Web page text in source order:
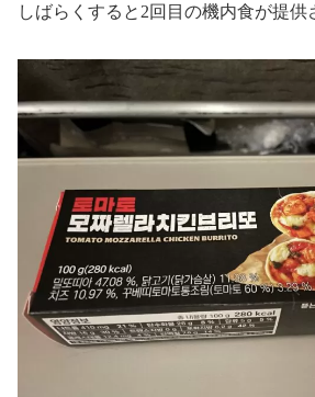
しばらくすると2回目の機内食が提供